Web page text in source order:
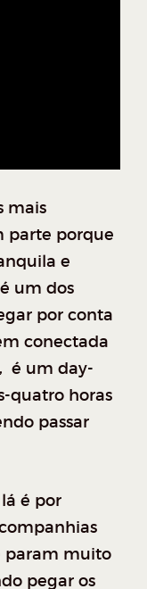
mais
parte porque
e
um dos
por conta
conectada
é um day-
quatro horas
passar
é por
param muito
pegar os